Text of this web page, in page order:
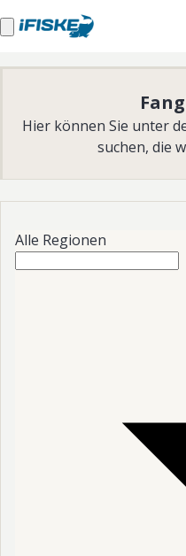
Hier können Sie unter
suchen, die
Alle Regionen